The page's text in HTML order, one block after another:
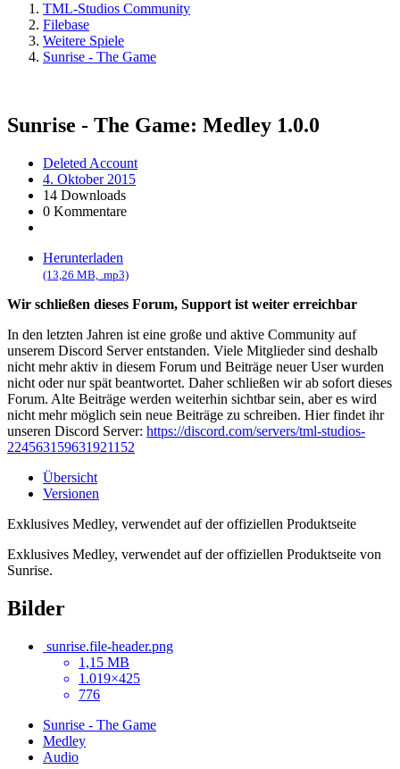
TML-Studios Community
Filebase
Weitere Spiele
Sunrise - The Game
Sunrise - The Game: Medley 1.0.0
Deleted Account
4. Oktober 2015
14 Downloads
0 Kommentare
Herunterladen
(13,26 MB, .mp3)
Wir schließen dieses Forum, Support ist weiter erreichbar
In den letzten Jahren ist eine große und aktive Community auf
unserem Discord Server entstanden. Viele Mitglieder sind deshalb
nicht mehr aktiv in diesem Forum und Beiträge neuer User wurden
nicht oder nur spät beantwortet. Daher schließen wir ab sofort dieses
Forum. Alte Beiträge werden weiterhin sichtbar sein, aber es wird
nicht mehr möglich sein neue Beiträge zu schreiben. Hier findet ihr
unseren Discord Server: https://discord.com/servers/tml-studios-
224563159631921152
Übersicht
Versionen
Exklusives Medley, verwendet auf der offiziellen Produktseite
Exklusives Medley, verwendet auf der offiziellen Produktseite von
Sunrise.
Bilder
sunrise.file-header.png
1,15 MB
1.019×425
776
Sunrise - The Game
Medley
Audio